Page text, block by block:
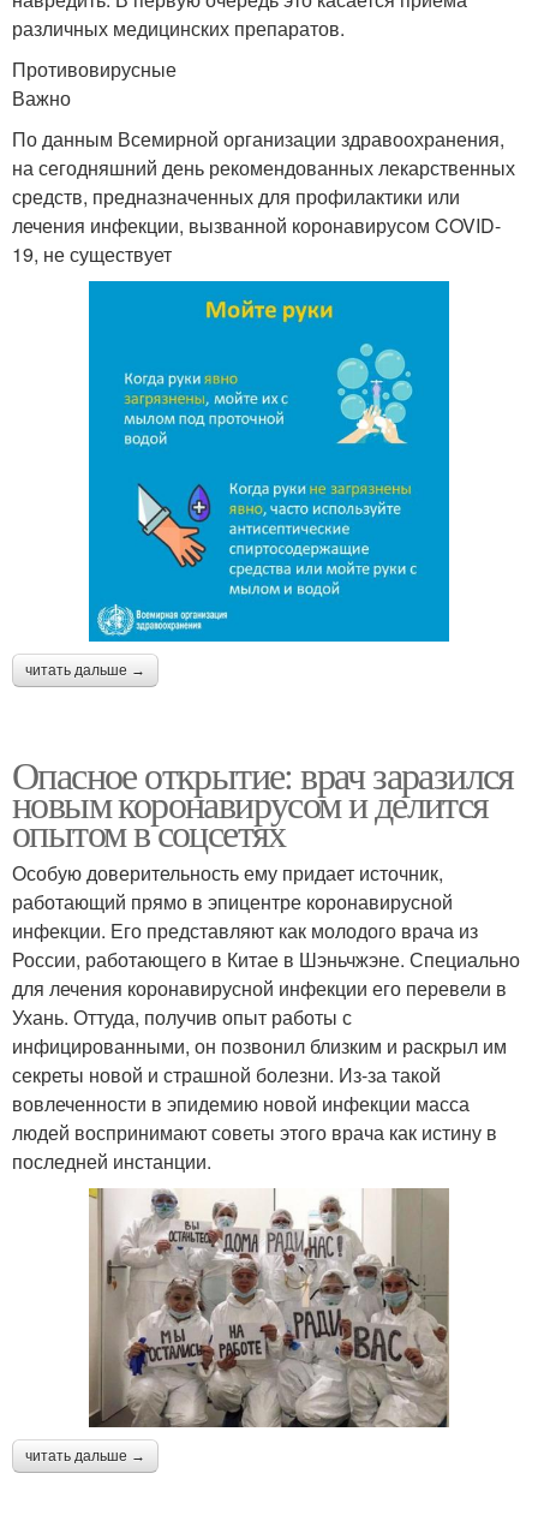
различных медицинских препаратов.
Противовирусные
Важно
По данным Всемирной организации здравоохранения,
на сегодняшний день рекомендованных лекарственных
средств, предназначенных для профилактики или
лечения инфекции, вызванной коронавирусом COVID-
19, не существует
читать дальше →
Опасное открытие: врач заразился
новым коронавирусом и делится
опытом в соцсетях
Особую доверительность ему придает источник,
работающий прямо в эпицентре коронавирусной
инфекции. Его представляют как молодого врача из
России, работающего в Китае в Шэньчжэне. Специально
для лечения коронавирусной инфекции его перевели в
Ухань. Оттуда, получив опыт работы с
инфицированными, он позвонил близким и раскрыл им
секреты новой и страшной болезни. Из-за такой
вовлеченности в эпидемию новой инфекции масса
людей воспринимают советы этого врача как истину в
последней инстанции.
читать дальше →